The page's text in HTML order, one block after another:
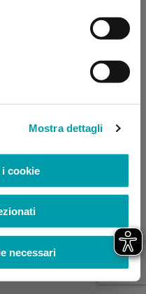
Mostra dettagli
cookie
necessari